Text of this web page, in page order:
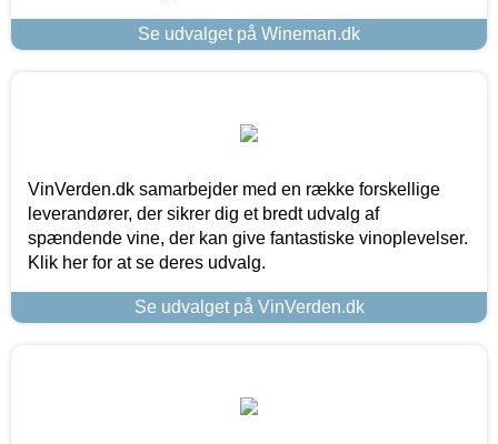
Se udvalget på Wineman.dk
VinVerden.dk samarbejder med en række forskellige
leverandører, der sikrer dig et bredt udvalg af
spændende vine, der kan give fantastiske vinoplevelser.
Klik her for at se deres udvalg.
Se udvalget på VinVerden.dk